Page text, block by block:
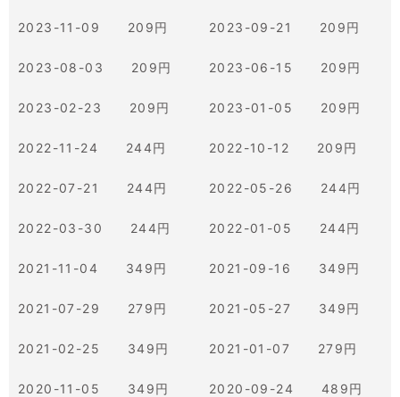
2023-11-09 209円 2023-09-21 209円
2023-08-03 209円 2023-06-15 209円
2023-02-23 209円 2023-01-05 209円
2022-11-24 244円 2022-10-12 209円
2022-07-21 244円 2022-05-26 244円
2022-03-30 244円 2022-01-05 244円
2021-11-04 349円 2021-09-16 349円
2021-07-29 279円 2021-05-27 349円
2021-02-25 349円 2021-01-07 279円
2020-11-05 349円 2020-09-24 489円